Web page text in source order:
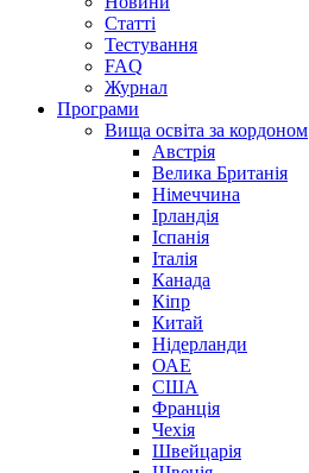
Статті
Тестування
FAQ
Журнал
Програми
Вища освіта за кордоном
Австрія
Велика Британія
Німеччина
Ірландія
Іспанія
Італія
Канада
Кіпр
Китай
Нідерланди
ОАЕ
США
Франція
Чехія
Швейцарія